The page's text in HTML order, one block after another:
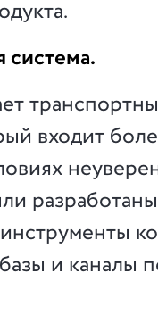
система.
входит
разработаны
и каналы